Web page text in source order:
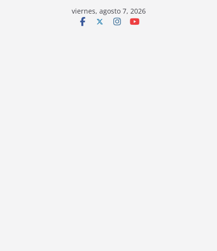
viernes, agosto 7, 2026